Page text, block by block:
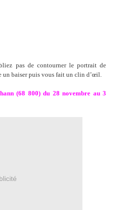
pas de contourner le portrait de
un baiser puis vous fait un clin d’œil.
(68 800) du 28 novembre au 3